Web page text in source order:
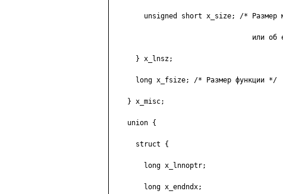
unsigned short x_size; /* Размер
или об
      } x_lnsz;
      long x_fsize; /* Размер функции */
    } x_misc;
    union {
      struct {
        long x_lnnoptr;
        long x_endndx;